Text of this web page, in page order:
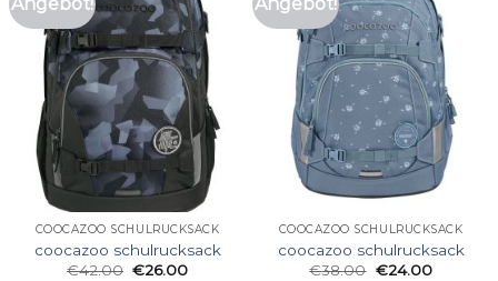
COOCAZOO SCHULRUCKSACK
coocazoo schulrucksack
€42.00 €26.00
COOCAZOO SCHULRUCKSACK
coocazoo schulrucksack
€38.00 €24.00